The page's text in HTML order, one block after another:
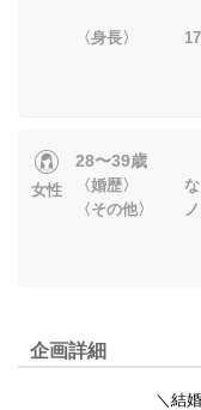
〈身長〉
女性
28〜39歳
〈婚歴〉 な
〈その他〉 ノ
企画詳細
＼結